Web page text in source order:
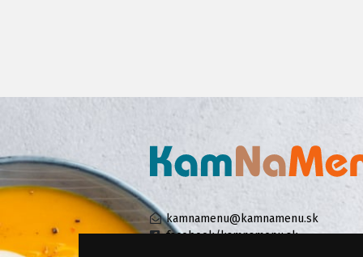
kamnamenu@kamnamenu.sk
facebook/kamnamenu.sk